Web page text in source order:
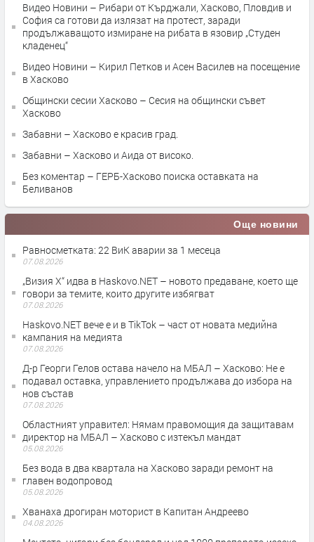
Видео Новини – Рибари от Кърджали, Хасково, Пловдив и
София са готови да излязат на протест, заради
продължаващото измиране на рибата в язовир „Студен
кладенец“
Видео Новини – Кирил Петков и Асен Василев на посещение
в Хасково
Общински сесии Хасково – Сесия на общински съвет
Хасково
Забавни – Хасково е красив град.
Забавни – Хасково и Аида от високо.
Без коментар – ГЕРБ-Хасково поиска оставката на
Беливанов
Още новини
Равносметката: 22 ВиК аварии за 1 месеца
07.08.2026
„Визия Х“ идва в Haskovo.NET – новото предаване, което ще
говори за темите, които другите избягват
07.08.2026
Haskovo.NET вече е и в TikTok – част от новата медийна
кампания на медията
07.08.2026
Д-р Георги Гелов остава начело на МБАЛ – Хасково: Не е
подавал оставка, управлението продължава до избора на
нов състав
07.08.2026
Областният управител: Нямам правомощия да защитавам
директор на МБАЛ – Хасково с изтекъл мандат
05.08.2026
Без вода в два квартала на Хасково заради ремонт на
главен водопровод
05.08.2026
Хванаха дрогиран моторист в Капитан Андреево
04.08.2026